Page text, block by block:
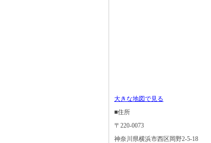
大きな地図で見る
■住所
〒220-0073
神奈川県横浜市西区岡野2-5-18